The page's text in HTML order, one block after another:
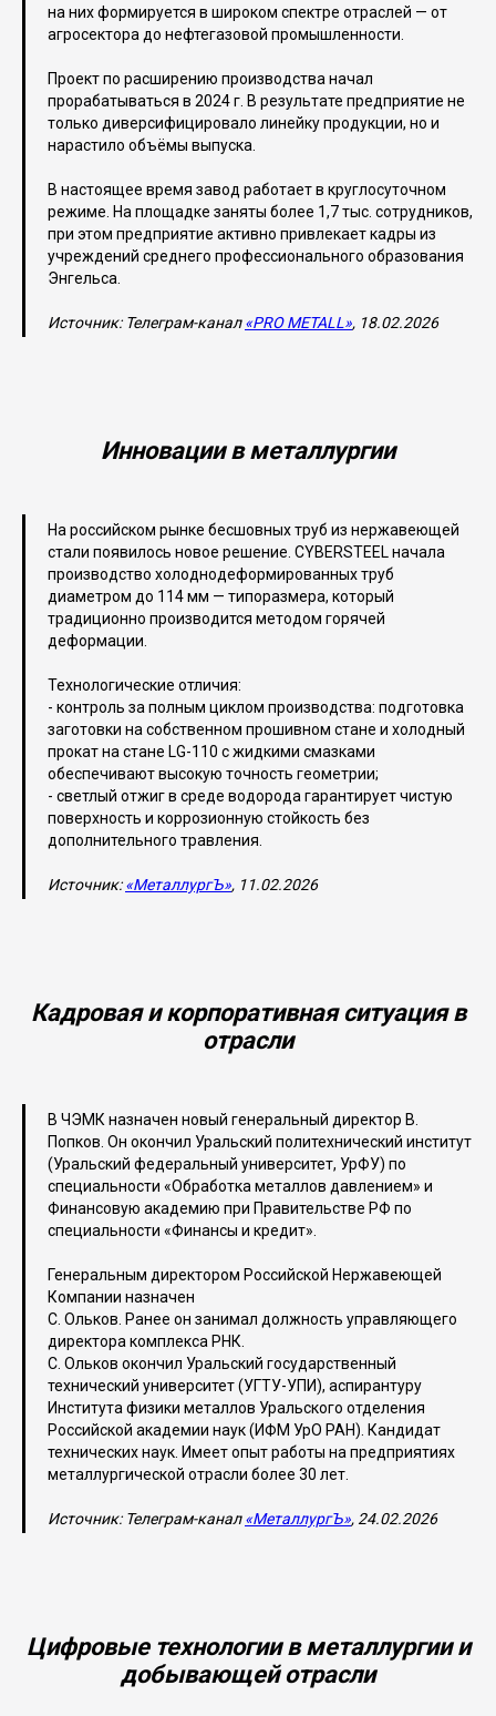
на них формируется в широком спектре отраслей — от
агросектора до нефтегазовой промышленности.
Проект по расширению производства начал
прорабатываться в 2024 г. В результате предприятие не
только диверсифицировало линейку продукции, но и
нарастило объёмы выпуска.
В настоящее время завод работает в круглосуточном
режиме. На площадке заняты более 1,7 тыс. сотрудников,
при этом предприятие активно привлекает кадры из
учреждений среднего профессионального образования
Энгельса.
Источник: Телеграм-канал«PRO METALL», 18.02.2026
Инновации в металлургии
На российском рынке бесшовных труб из нержавеющей
стали появилось новое решение. CYBERSTEEL начала
производство холоднодеформированных труб
диаметром до 114 мм — типоразмера, который
традиционно производится методом горячей
деформации.
Технологические отличия:
- контроль за полным циклом производства: подготовка
заготовки на собственном прошивном стане и холодный
прокат на стане LG-110 с жидкими смазками
обеспечивают высокую точность геометрии;
- светлый отжиг в среде водорода гарантирует чистую
поверхность и коррозионную стойкость без
дополнительного травления.
Источник:«МеталлургЪ», 11.02.2026
Кадровая и корпоративная ситуация в
отрасли
В ЧЭМК назначен новый генеральный директор В.
Попков. Он окончил Уральский политехнический институт
(Уральский федеральный университет, УрФУ) по
специальности «Обработка металлов давлением» и
Финансовую академию при Правительстве РФ по
специальности «Финансы и кредит».
Генеральным директором Российской Нержавеющей
Компании назначен
С. Ольков. Ранее он занимал должность управляющего
директора комплекса РНК.
С. Ольков окончил Уральский государственный
технический университет (УГТУ-УПИ), аспирантуру
Института физики металлов Уральского отделения
Российской академии наук (ИФМ УрО РАН). Кандидат
технических наук. Имеет опыт работы на предприятиях
металлургической отрасли более 30 лет.
Источник: Телеграм-канал«МеталлургЪ», 24.02.2026
Цифровые технологии в металлургии и
добывающей отрасли